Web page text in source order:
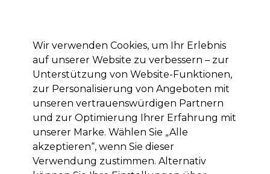
Anmelden
Marken Deals Haare Elektrogeräte Saloneinrichtung
Lieferung und Lieferzeiten
– mehr erfahren
Wella Professionals
Wella Professionals Shinefinity
Activator 2% Bottle
Wir verwenden Cookies, um Ihr Erlebnis
auf unserer Website zu verbessern – zur
Unterstützung von Website-Funktionen,
zur Personalisierung von Angeboten mit
unseren vertrauenswürdigen Partnern
und zur Optimierung Ihrer Erfahrung mit
unserer Marke. Wählen Sie „Alle
akzeptieren“, wenn Sie dieser
Verwendung zustimmen. Alternativ